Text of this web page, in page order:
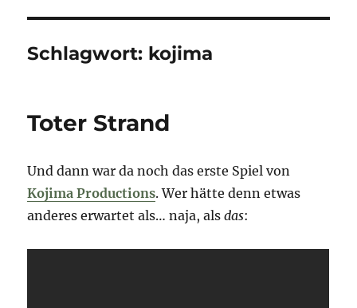
Schlagwort: kojima
Toter Strand
Und dann war da noch das erste Spiel von
Kojima Productions. Wer hätte denn etwas
anderes erwartet als… naja, alsdas: